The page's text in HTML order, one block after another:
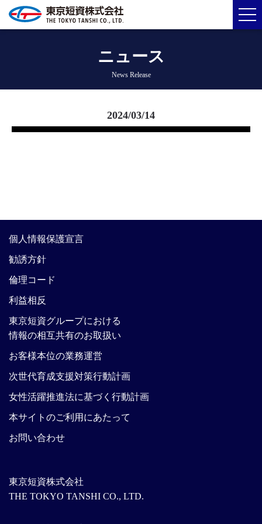
ニュース
News Release
2024/03/14
東京短資株式会社
THE TOKYO TANSHI CO., LTD.
個人情報保護宣言
勧誘方針
倫理コード
利益相反
東京短資グループにおける
情報の相互共有のお取扱い
お客様本位の業務運営
次世代育成支援対策行動計画
女性活躍推進法に基づく行動計画
本サイトのご利用にあたって
お問い合わせ